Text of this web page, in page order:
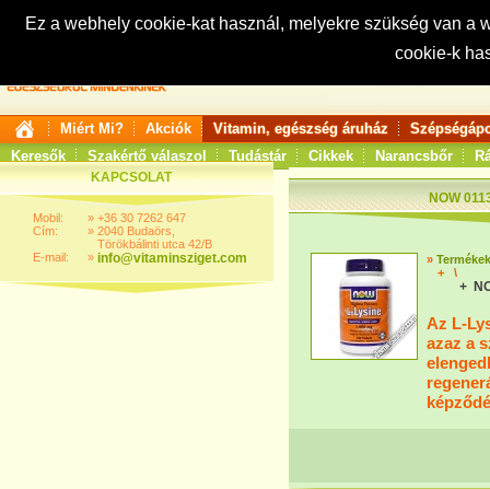
Ez a webhely cookie-kat használ, melyekre szükség van
cookie-k
Keresés:
Miért Mi? Akciók Vitamin, egészség áruház
Keresők
Szakértő válaszol Tudástár Cikkek Narancsbőr
KAPCSOLAT
Mobil:
Cím:
E-mail:
»
»
»
+36 30 7262 647
2040 Budaörs,
Törökbálinti utca 42/B
info@vitaminsziget.com
NOW
» Termékek
+
\
+
Az L-
azaz a